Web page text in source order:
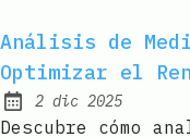
Análisis de
Optimizar el
Published:
2 dic 2025
Descubre cómo